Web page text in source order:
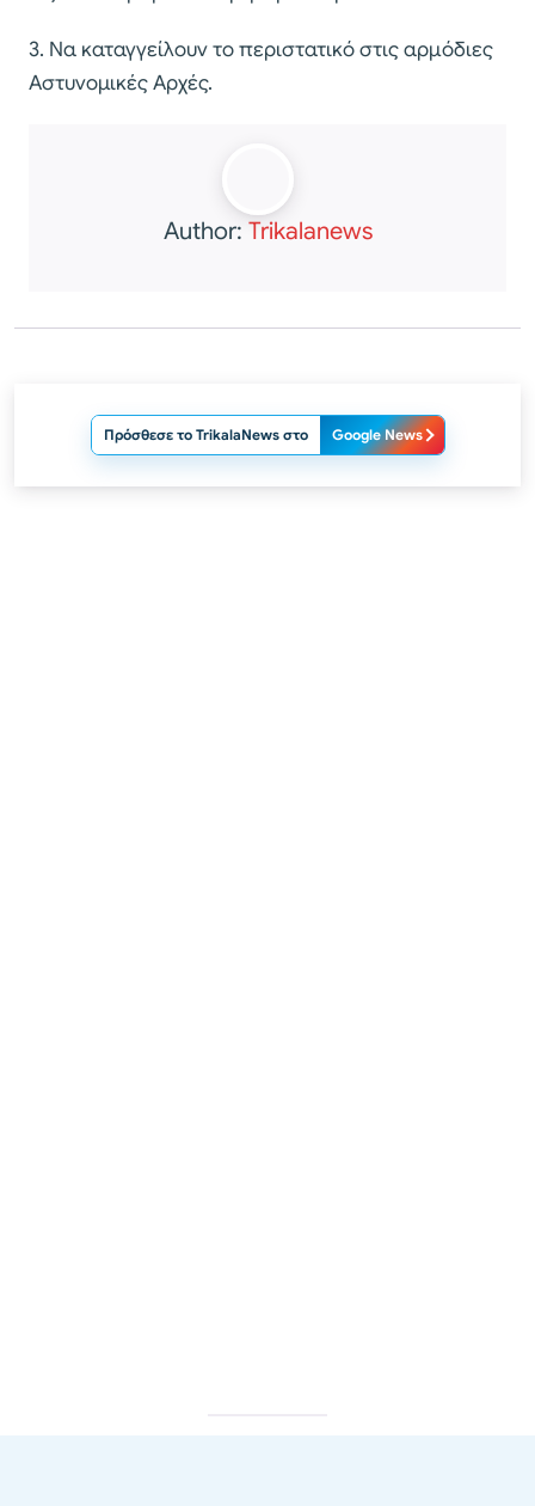
3. Να καταγγείλουν το περιστατικό στις αρμόδιες
Αστυνομικές Αρχές.
Author: Trikalanews
Πρόσθεσε το TrikalaNews στο Google News